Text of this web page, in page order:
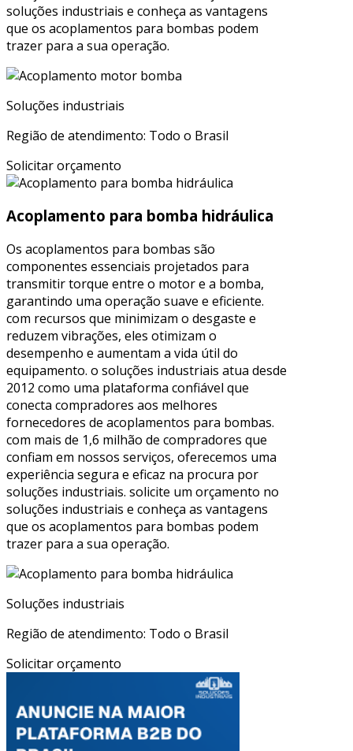
soluções industriais e conheça as vantagens
que os acoplamentos para bombas podem
trazer para a sua operação.
Soluções industriais
Região de atendimento: Todo o Brasil
Solicitar orçamento
Acoplamento para bomba hidráulica
Os acoplamentos para bombas são
componentes essenciais projetados para
transmitir torque entre o motor e a bomba,
garantindo uma operação suave e eficiente.
com recursos que minimizam o desgaste e
reduzem vibrações, eles otimizam o
desempenho e aumentam a vida útil do
equipamento. o soluções industriais atua desde
2012 como uma plataforma confiável que
conecta compradores aos melhores
fornecedores de acoplamentos para bombas.
com mais de 1,6 milhão de compradores que
confiam em nossos serviços, oferecemos uma
experiência segura e eficaz na procura por
soluções industriais. solicite um orçamento no
soluções industriais e conheça as vantagens
que os acoplamentos para bombas podem
trazer para a sua operação.
Soluções industriais
Região de atendimento: Todo o Brasil
Solicitar orçamento